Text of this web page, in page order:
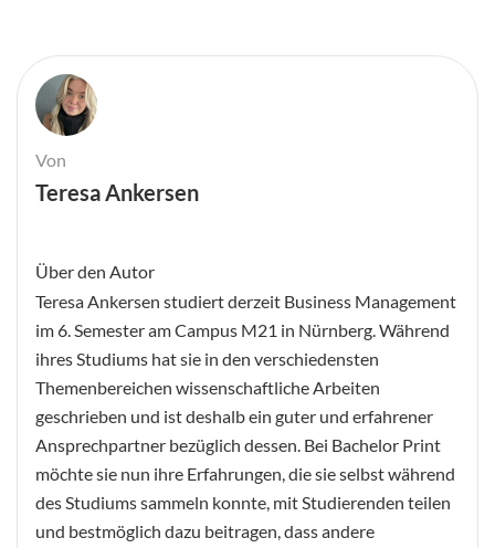
Von
Teresa Ankersen
Über den Autor
Teresa Ankersen studiert derzeit Business Management
im 6. Semester am Campus M21 in Nürnberg. Während
ihres Studiums hat sie in den verschiedensten
Themenbereichen wissenschaftliche Arbeiten
geschrieben und ist deshalb ein guter und erfahrener
Ansprechpartner bezüglich dessen. Bei Bachelor Print
möchte sie nun ihre Erfahrungen, die sie selbst während
des Studiums sammeln konnte, mit Studierenden teilen
und bestmöglich dazu beitragen, dass andere